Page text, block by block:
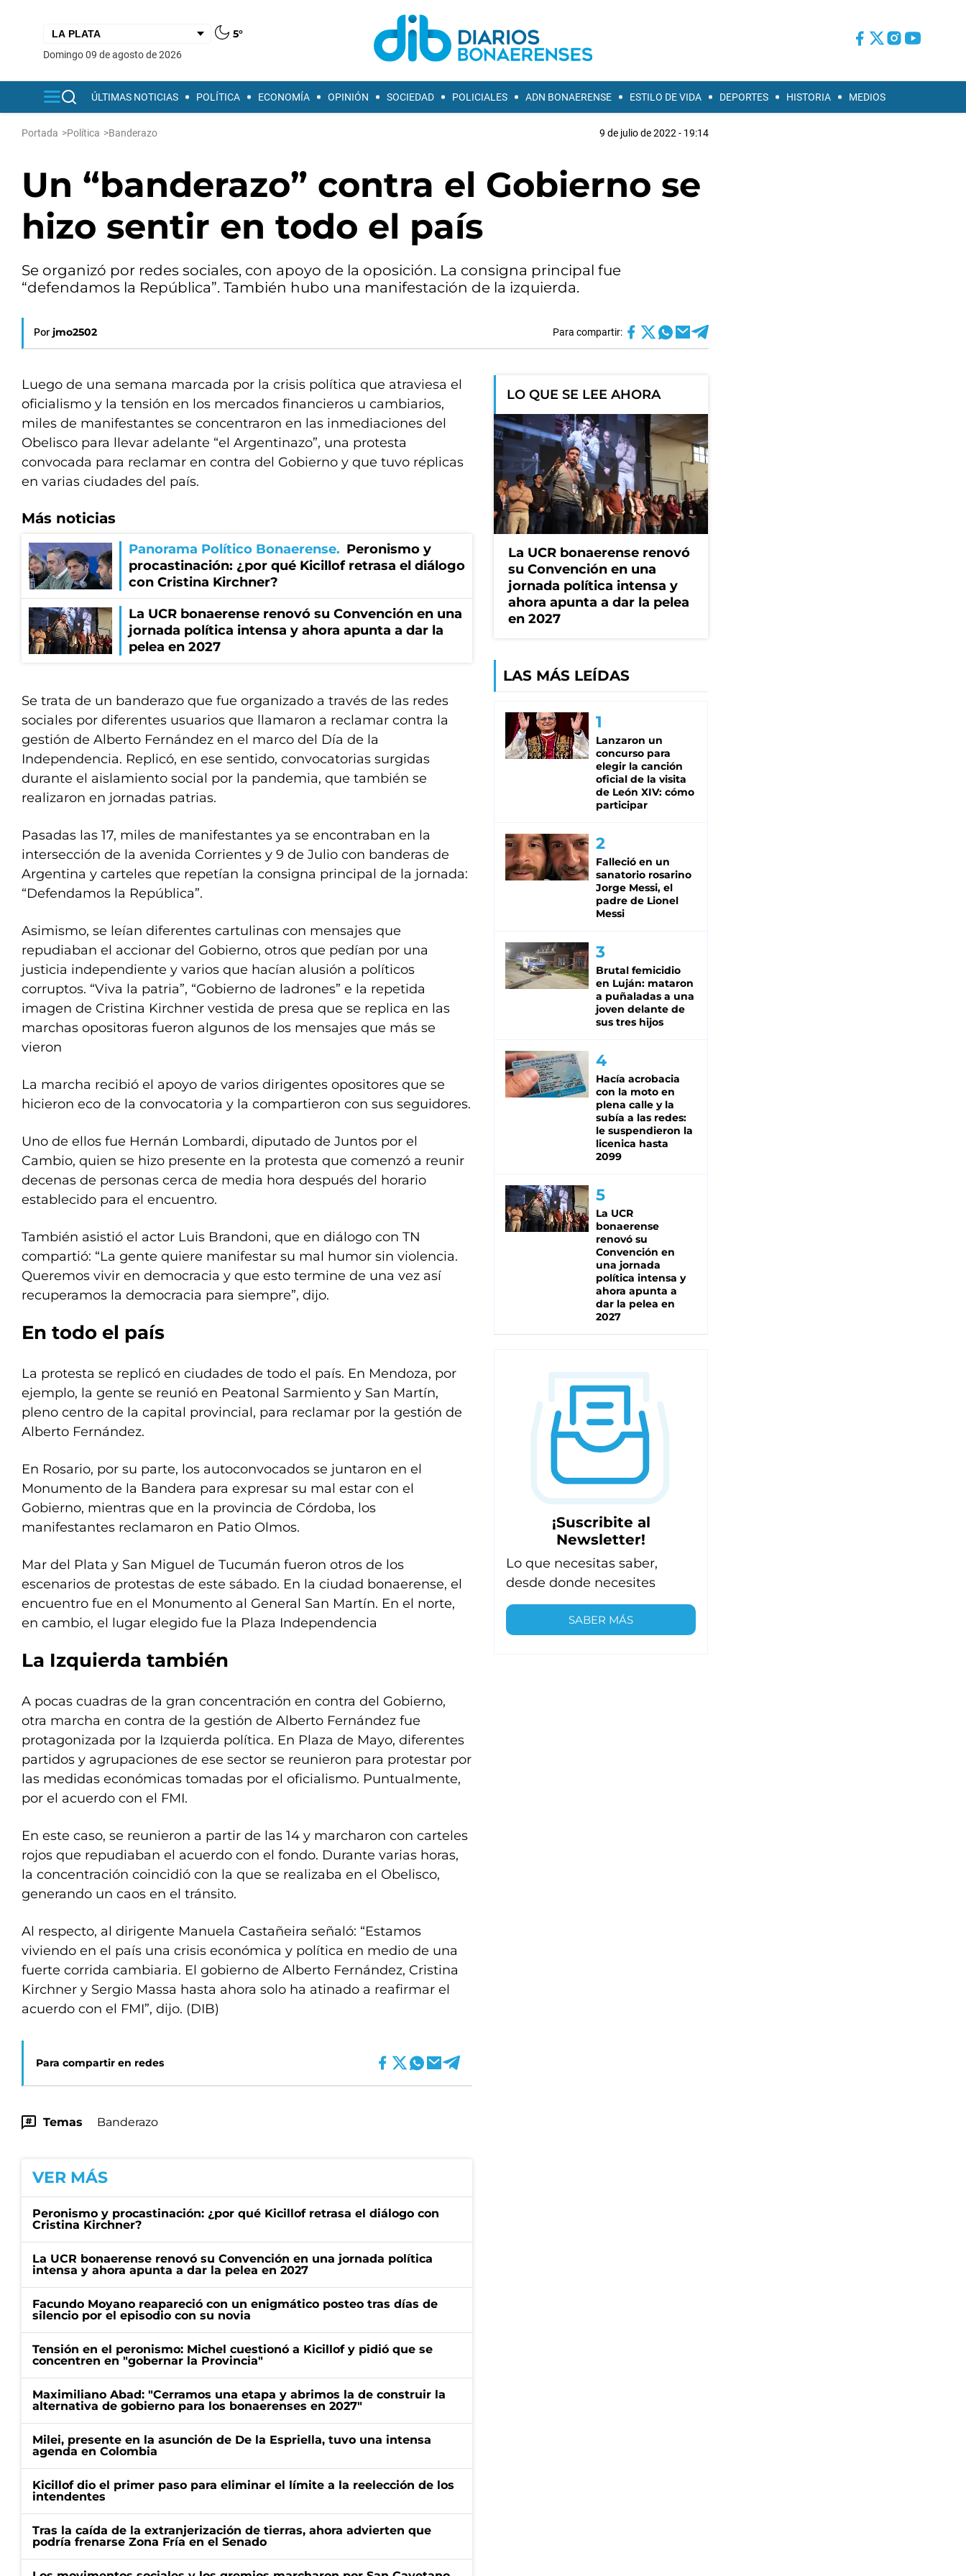
5°
domingo 09 de agosto de 2026
ÚLTIMAS NOTICIAS POLÍTICA ECONOMÍA OPINIÓN SOCIEDAD POLICIALES ADN BONAERENSE ESTILO DE VIDA DEPORTES HISTORIA MEDIOS
Portada >Política >Banderazo 9 de julio de 2022 - 19:14
Un “banderazo” contra el Gobierno se
hizo sentir en todo el país
Se organizó por redes sociales, con apoyo de la oposición. La consigna principal fue
“defendamos la República”. También hubo una manifestación de la izquierda.
Por jmo2502 Para compartir:
Luego de una semana marcada por la crisis política que atraviesa el
oficialismo y la tensión en los mercados financieros u cambiarios,
miles de manifestantes se concentraron en las inmediaciones del
Obelisco para llevar adelante “el Argentinazo”, una protesta
convocada para reclamar en contra del Gobierno y que tuvo réplicas
en varias ciudades del país.
Más noticias
Panorama Político Bonaerense
Peronismo y
procastinación: ¿por qué Kicillof retrasa el diálogo
con Cristina Kirchner?
La UCR bonaerense renovó su Convención en una
jornada política intensa y ahora apunta a dar la
pelea en 2027
Se trata de un banderazo que fue organizado a través de las redes
sociales por diferentes usuarios que llamaron a reclamar contra la
gestión de Alberto Fernández en el marco del Día de la
Independencia. Replicó, en ese sentido, convocatorias surgidas
durante el aislamiento social por la pandemia, que también se
realizaron en jornadas patrias.
Pasadas las 17, miles de manifestantes ya se encontraban en la
intersección de la avenida Corrientes y 9 de Julio con banderas de
Argentina y carteles que repetían la consigna principal de la jornada:
“Defendamos la República”.
Asimismo, se leían diferentes cartulinas con mensajes que
repudiaban el accionar del Gobierno, otros que pedían por una
justicia independiente y varios que hacían alusión a políticos
corruptos. “Viva la patria”, “Gobierno de ladrones” e la repetida
imagen de Cristina Kirchner vestida de presa que se replica en las
marchas opositoras fueron algunos de los mensajes que más se
vieron
La marcha recibió el apoyo de varios dirigentes opositores que se
hicieron eco de la convocatoria y la compartieron con sus seguidores.
Uno de ellos fue Hernán Lombardi, diputado de Juntos por el
Cambio, quien se hizo presente en la protesta que comenzó a reunir
decenas de personas cerca de media hora después del horario
establecido para el encuentro.
También asistió el actor Luis Brandoni, que en diálogo con TN
compartió: “La gente quiere manifestar su mal humor sin violencia.
Queremos vivir en democracia y que esto termine de una vez así
recuperamos la democracia para siempre”, dijo.
En todo el país
La protesta se replicó en ciudades de todo el país. En Mendoza, por
ejemplo, la gente se reunió en Peatonal Sarmiento y San Martín,
pleno centro de la capital provincial, para reclamar por la gestión de
Alberto Fernández.
En Rosario, por su parte, los autoconvocados se juntaron en el
Monumento de la Bandera para expresar su mal estar con el
Gobierno, mientras que en la provincia de Córdoba, los
manifestantes reclamaron en Patio Olmos.
Mar del Plata y San Miguel de Tucumán fueron otros de los
escenarios de protestas de este sábado. En la ciudad bonaerense, el
encuentro fue en el Monumento al General San Martín. En el norte,
en cambio, el lugar elegido fue la Plaza Independencia
La Izquierda también
A pocas cuadras de la gran concentración en contra del Gobierno,
otra marcha en contra de la gestión de Alberto Fernández fue
protagonizada por la Izquierda política. En Plaza de Mayo, diferentes
partidos y agrupaciones de ese sector se reunieron para protestar por
las medidas económicas tomadas por el oficialismo. Puntualmente,
por el acuerdo con el FMI.
En este caso, se reunieron a partir de las 14 y marcharon con carteles
rojos que repudiaban el acuerdo con el fondo. Durante varias horas,
la concentración coincidió con la que se realizaba en el Obelisco,
generando un caos en el tránsito.
Al respecto, al dirigente Manuela Castañeira señaló: “Estamos
viviendo en el país una crisis económica y política en medio de una
fuerte corrida cambiaria. El gobierno de Alberto Fernández, Cristina
Kirchner y Sergio Massa hasta ahora solo ha atinado a reafirmar el
acuerdo con el FMI”, dijo. (DIB)
Para compartir en redes
Temas Banderazo
VER MÁS
Peronismo y procastinación: ¿por qué Kicillof retrasa el diálogo con
Cristina Kirchner?
La UCR bonaerense renovó su Convención en una jornada política
intensa y ahora apunta a dar la pelea en 2027
Facundo Moyano reapareció con un enigmático posteo tras días de
silencio por el episodio con su novia
Tensión en el peronismo: Michel cuestionó a Kicillof y pidió que se
concentren en "gobernar la Provincia"
Maximiliano Abad: "Cerramos una etapa y abrimos la de construir la
alternativa de gobierno para los bonaerenses en 2027"
Milei, presente en la asunción de De la Espriella, tuvo una intensa
agenda en Colombia
Kicillof dio el primer paso para eliminar el límite a la reelección de los
intendentes
Tras la caída de la extranjerización de tierras, ahora advierten que
podría frenarse Zona Fría en el Senado
LO QUE SE LEE AHORA
La UCR bonaerense renovó
su Convención en una
jornada política intensa y
ahora apunta a dar la pelea
en 2027
LAS MÁS LEÍDAS
Lanzaron un
concurso para
elegir la canción
oficial de la visita
de León XIV: cómo
participar
Falleció en un
sanatorio rosarino
Jorge Messi, el
padre de Lionel
Messi
Brutal femicidio
en Luján: mataron
a puñaladas a una
joven delante de
sus tres hijos
Hacía acrobacia
con la moto en
plena calle y la
subía a las redes:
le suspendieron la
licenica hasta
2099
La UCR
bonaerense
renovó su
Convención en
una jornada
política intensa y
ahora apunta a
dar la pelea en
2027
¡Suscribite al
Newsletter!
Lo que necesitas saber,
desde donde necesites
SABER MÁS